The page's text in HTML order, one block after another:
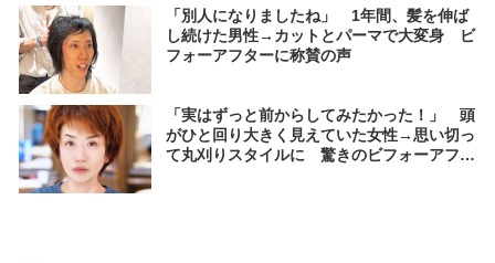
「別人になりましたね」 1年間、髪を伸ば
し続けた男性→カットとパーマで大変身 ビ
フォーアフターに称賛の声
「実はずっと前からしてみたかった！」 頭
がひと回り大きく見えていた女性→思い切っ
て丸刈りスタイルに 驚きのビフォーアフタ